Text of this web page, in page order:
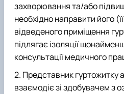
захворювання та/або
необхідно направити його
відведеного приміщення
підлягає ізоляції
консультації медичного
Представник гуртожитку
взаємодіє зі здобувачем з